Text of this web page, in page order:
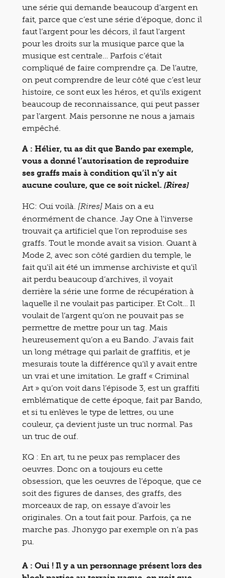
une série qui demande beaucoup d’argent en
fait, parce que c’est une série d’époque, donc il
faut l’argent pour les décors, il faut l’argent
pour les droits sur la musique parce que la
musique est centrale… Parfois c’était
compliqué de faire comprendre ça. De l’autre,
on peut comprendre de leur côté que c’est leur
histoire, ce sont eux les héros, et qu’ils exigent
beaucoup de reconnaissance, qui peut passer
par l’argent. Mais personne ne nous a jamais
empêché.
A : Hélier, tu as dit que Bando par exemple,
vous a donné l’autorisation de reproduire
ses graffs mais à condition qu’il n’y ait
aucune coulure, que ce soit nickel. [Rires]
HC: Oui voilà. [Rires] Mais on a eu
énormément de chance. Jay One à l’inverse
trouvait ça artificiel que l’on reproduise ses
graffs. Tout le monde avait sa vision. Quant à
Mode 2, avec son côté gardien du temple, le
fait qu’il ait été un immense archiviste et qu’il
ait perdu beaucoup d’archives, il voyait
derrière la série une forme de récupération à
laquelle il ne voulait pas participer. Et Colt… Il
voulait de l’argent qu’on ne pouvait pas se
permettre de mettre pour un tag. Mais
heureusement qu’on a eu Bando. J’avais fait
un long métrage qui parlait de graffitis, et je
mesurais toute la différence qu’il y avait entre
un vrai et une imitation. Le graff « Criminal
Art » qu’on voit dans l’épisode 3, est un graffiti
emblématique de cette époque, fait par Bando,
et si tu enlèves le type de lettres, ou une
couleur, ça devient juste un truc normal. Pas
un truc de ouf.
KQ : En art, tu ne peux pas remplacer des
oeuvres. Donc on a toujours eu cette
obsession, que les oeuvres de l’époque, que ce
soit des figures de danses, des graffs, des
morceaux de rap, on essaye d’avoir les
originales. On a tout fait pour. Parfois, ça ne
marche pas. Jhonygo par exemple on n’a pas
pu.
A : Oui ! Il y a un personnage présent lors des